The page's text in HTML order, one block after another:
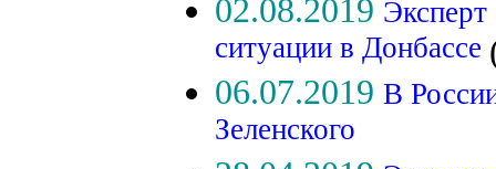
02.08.2019 Эксперт
ситуации в Донбассе
06.07.2019 В
Зеленского